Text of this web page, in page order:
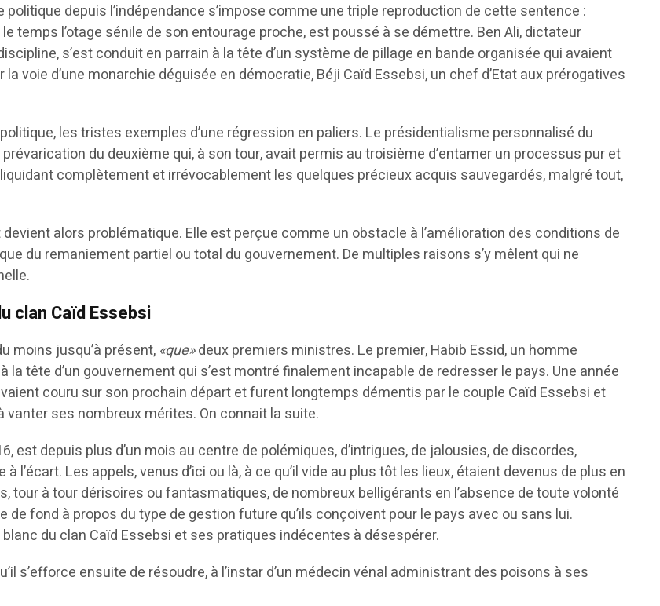
politique depuis l’indépendance s’impose comme une triple reproduction de cette sentence :
temps l’otage sénile de son entourage proche, est poussé à se démettre. Ben Ali, dictateur
s’est conduit en parrain à la tête d’un système de pillage en bande organisée qui avaient
voie d’une monarchie déguisée en démocratie, Béji Caïd Essebsi, un chef d’Etat aux prérogatives
les tristes exemples d’une régression en paliers. Le présidentialisme personnalisé du
du deuxième qui, à son tour, avait permis au troisième d’entamer un processus pur et
complètement et irrévocablement les quelques précieux acquis sauvegardés, malgré tout,
alors problématique. Elle est perçue comme un obstacle à l’amélioration des conditions de
du remaniement partiel ou total du gouvernement. De multiples raisons s’y mêlent qui ne
clan Caïd Essebsi
moins jusqu’à présent, «que»deux premiers ministres. Le premier, Habib Essid, un homme
tête d’un gouvernement qui s’est montré finalement incapable de redresser le pays. Une année
couru sur son prochain départ et furent longtemps démentis par le couple Caïd Essebsi et
ses nombreux mérites. On connait la suite.
est depuis plus d’un mois au centre de polémiques, d’intrigues, de jalousies, de discordes,
Les appels, venus d’ici ou là, à ce qu’il vide au plus tôt les lieux, étaient devenus de plus en
à tour dérisoires ou fantasmatiques, de nombreux belligérants en l’absence de toute volonté
fond à propos du type de gestion future qu’ils conçoivent pour le pays avec ou sans lui.
du clan Caïd Essebsi et ses pratiques indécentes à désespérer.
s’efforce ensuite de résoudre, à l’instar d’un médecin vénal administrant des poisons à ses